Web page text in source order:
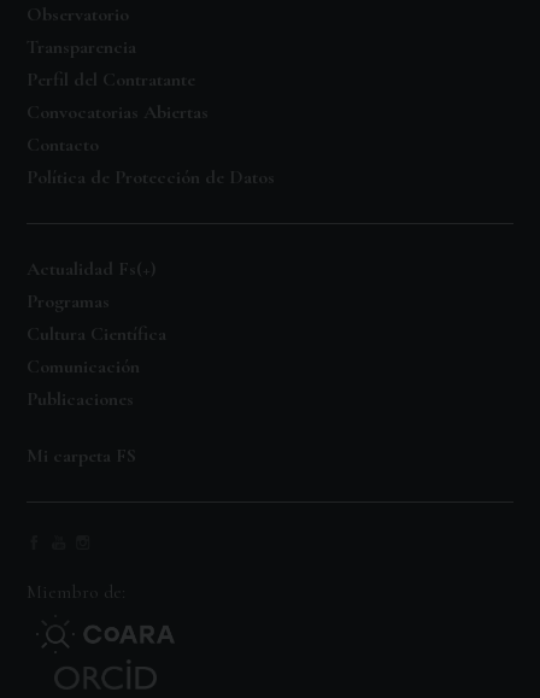
Observatorio
Transparencia
Perfil del Contratante
Convocatorias Abiertas
Contacto
Política de Protección de Datos
Actualidad Fs(+)
Programas
Cultura Científica
Comunicación
Publicaciones
Mi carpeta FS
Miembro de: